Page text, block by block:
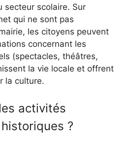
secteur scolaire. Sur
qui ne sont pas
les citoyens peuvent
concernant les
(spectacles, théâtres,
la vie locale et offrent
la culture.
activités
?